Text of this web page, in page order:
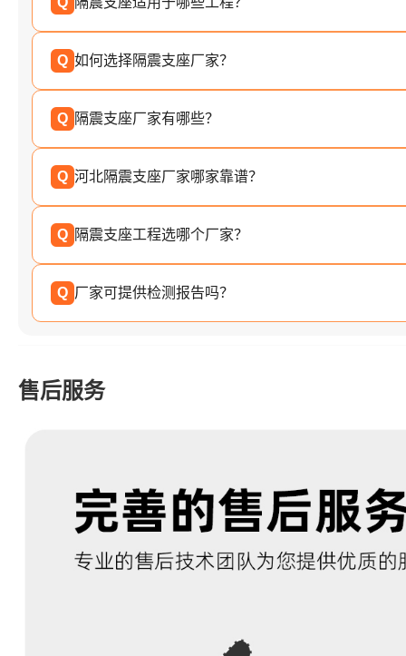
Q 如何选择隔震支座厂家？
Q 隔震支座厂家有哪些？
Q 河北隔震支座厂家哪家靠谱？
Q 隔震支座工程选哪个厂家？
Q 厂家可提供检测报告吗？
售后服务